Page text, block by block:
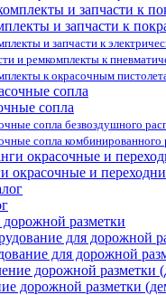
и запчасти к
и запчасти к
и ремкомплекты к
к окрасочным
сопла
сопла безвоздушного
сопла комбинированного
окрасочные и
разметки
для дорожной
дорожной разметки